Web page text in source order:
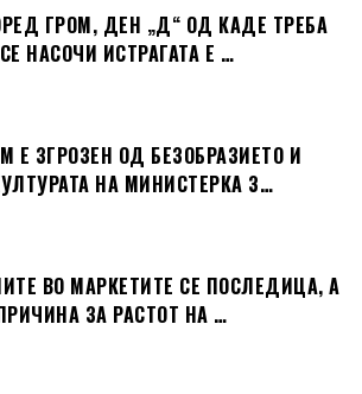
ГРОМ, ДЕН „Д“ ОД КАДЕ ТРЕБА
НАСОЧИ ИСТРАГАТА Е …
Е ЗГРОЗЕН ОД БЕЗОБРАЗИЕТО И
НА МИНИСТЕРКА З…
ВО МАРКЕТИТЕ СЕ ПОСЛЕДИЦА, А
ЗА РАСТОТ НА …